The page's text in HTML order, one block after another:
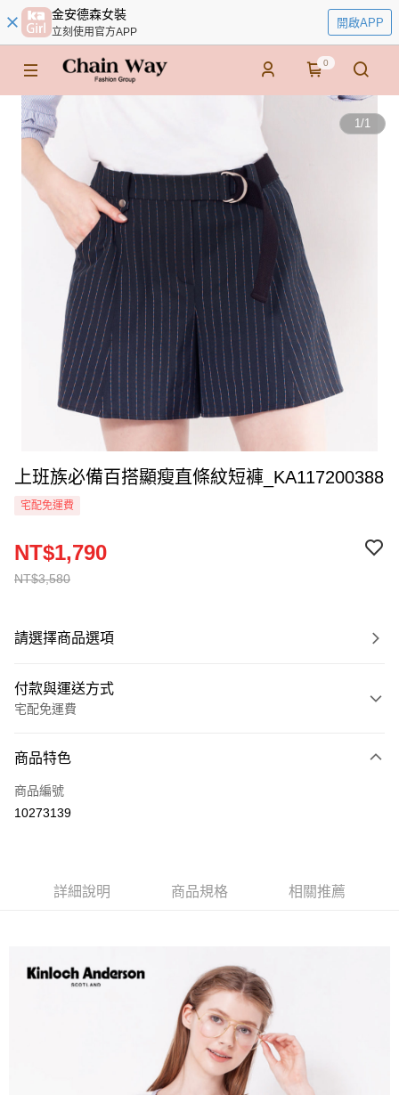
金安德森女裝
立刻使用官方APP
開啟APP
0
1/1
上班族必備百搭顯瘦直條紋短褲_KA117200388
宅配免運費
NT$3,580
NT$1,790
請選擇商品選項
付款與運送方式
宅配免運費
信用卡一次付款
LINE Pay
運送方式
每筆NT$60，滿NT$1,000(含以上)免運費
每筆NT$60，滿NT$1,000(含以上)免運費
商品特色
商品編號
10273139
詳細說明 商品規格 相關推薦